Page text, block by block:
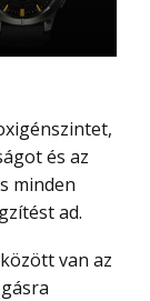
és az
minden
ad.